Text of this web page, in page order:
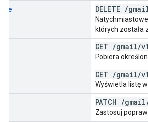
DELETE /gmail
których została
GET /gmail/v1
Pobiera
GET /gmail/v1
Wyświetla listę
PATCH /gmail
Zastosuj